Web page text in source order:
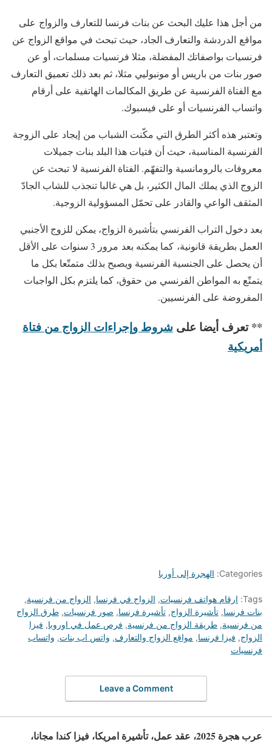
من أجل هذا عليك البحث عن بنات فرنسا للتعارف والزواج على
مواقع الدردشة والتعارف الجاد، حيث تبحث في مواقع الزواج عن
فرنسيات بواصفاتك المفضلة، مثلا فرنسيات مسلمات، أو عن
صور بنات من باريس أو مونبوليي مثلا، ثم بعد ذلك تعميق التعارف
مع الفتاة الفرنسية عن طريق المكالمات الهاتفية على أرقام
واتساب الفرنسيات أو على فيسبوك.
وتعتبر هذه أكثر الطرق التي مكّنت الشباب من إيجاد على الزوجة
الفرنسية المناسبة، حيث أن فتيات هذا البلد بنات جميلات
معروفات بالرومانسية والتفهّم. الفتاة الفرنسية لا تبحث عن
الزوج الذي يملك المال الكثير، بل هي غالبا تنجذب للشاب الجادّ
المثقف الواعي والقادر على تحمّل المسؤولية الزوجية.
بعد دخول التراب الفرنسي بتأشيرة الزواج، يمكن للزوج الأجنبي
العمل بطريقة قانونية، كما يمكنه بعد مرور 3 سنوات على الأقل
أن يحصل على الجنسية الفرنسية ويصبح بذلك متمتّعا بكل ما
يتمتّع به المواطن الفرنسي من حقوق، كما يلتزم بكل الواجبات
المفروضة على الفرنسيين.
** تعرف أيضا على شروط وإجراءات الزواج من فتاة
أمريكية
Categories: الهجرة إلى أوربا
Tags: ارقام هواتف فرنسيات, الزواج في فرنسا, الزواج من فرنسية,
بنات فرنسا, تأشيرة الزواج, تأشيرة فرنسا, صور فرنسيات, طرق الزواج
من فرنسية, طريقة الزواج من فرنسية, فرص عمل في اوروبا, فيزا
الزواج, فيزا فرنسا, مواقع الزواج والتعارف, واتس اب بنات, واتساب
فرنسيات
Leave a Comment
عرب هجرة 2025، عقد عمل، تأشيرة امريكا، فيزا كندا مجانا،